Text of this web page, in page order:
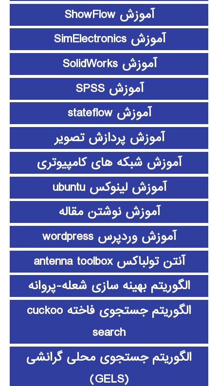
آموزش ShowFlow
آموزش SimElectronics
آموزش SolidWorks
آموزش SPSS
آموزش stateflow
آموزش پردازش تصویر
آموزش شبکه های کامپیوتری
آموزش لینوکس ubuntu
آموزش نوشتن مقاله
آموزش وردپرس wordpress
آنتن تولباکس antenna toolbox
الگوریتم بهینه سازی شعله-پروانه
الگوریتم جستجوی فاخته cuckoo
search
الگوریتم جستجوی محلی گرانشی
(GELS)